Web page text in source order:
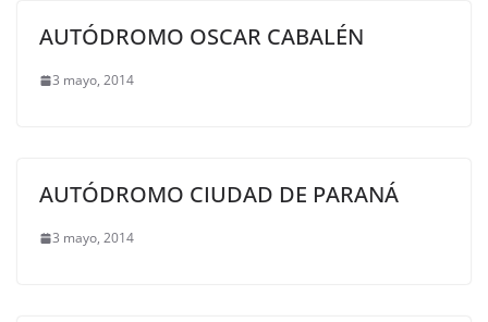
AUTÓDROMO OSCAR CABALÉN
3 mayo, 2014
AUTÓDROMO CIUDAD DE PARANÁ
3 mayo, 2014